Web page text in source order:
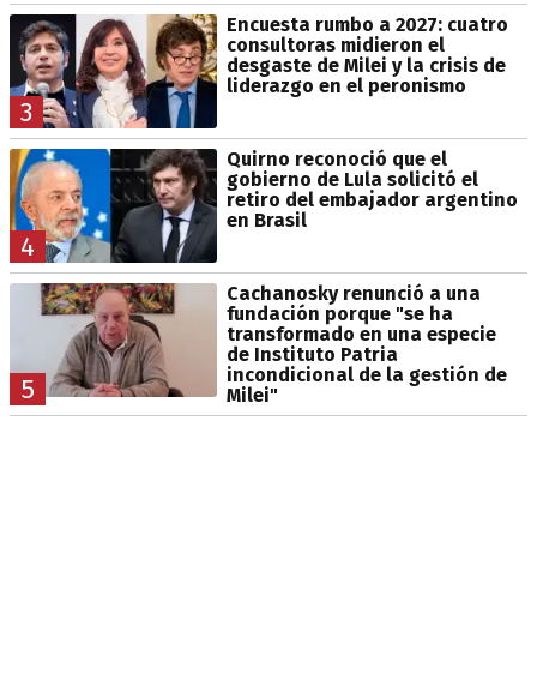
3
Encuesta rumbo a 2027: cuatro
consultoras midieron el
desgaste de Milei y la crisis de
liderazgo en el peronismo
4
Quirno reconoció que el
gobierno de Lula solicitó el
retiro del embajador argentino
en Brasil
5
Cachanosky renunció a una
fundación porque "se ha
transformado en una especie
de Instituto Patria
incondicional de la gestión de
Milei"